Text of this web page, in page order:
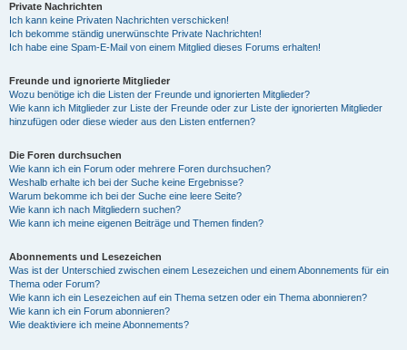
Private Nachrichten
Ich kann keine Privaten Nachrichten verschicken!
Ich bekomme ständig unerwünschte Private Nachrichten!
Ich habe eine Spam-E-Mail von einem Mitglied dieses Forums erhalten!
Freunde und ignorierte Mitglieder
Wozu benötige ich die Listen der Freunde und ignorierten Mitglieder?
Wie kann ich Mitglieder zur Liste der Freunde oder zur Liste der ignorierten Mitglieder
hinzufügen oder diese wieder aus den Listen entfernen?
Die Foren durchsuchen
Wie kann ich ein Forum oder mehrere Foren durchsuchen?
Weshalb erhalte ich bei der Suche keine Ergebnisse?
Warum bekomme ich bei der Suche eine leere Seite?
Wie kann ich nach Mitgliedern suchen?
Wie kann ich meine eigenen Beiträge und Themen finden?
Abonnements und Lesezeichen
Was ist der Unterschied zwischen einem Lesezeichen und einem Abonnements für ein
Thema oder Forum?
Wie kann ich ein Lesezeichen auf ein Thema setzen oder ein Thema abonnieren?
Wie kann ich ein Forum abonnieren?
Wie deaktiviere ich meine Abonnements?